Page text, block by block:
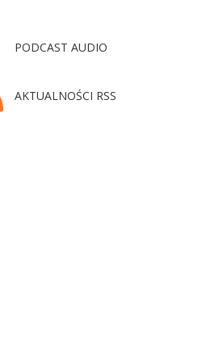
PODCAST AUDIO
AKTUALNOŚCI RSS